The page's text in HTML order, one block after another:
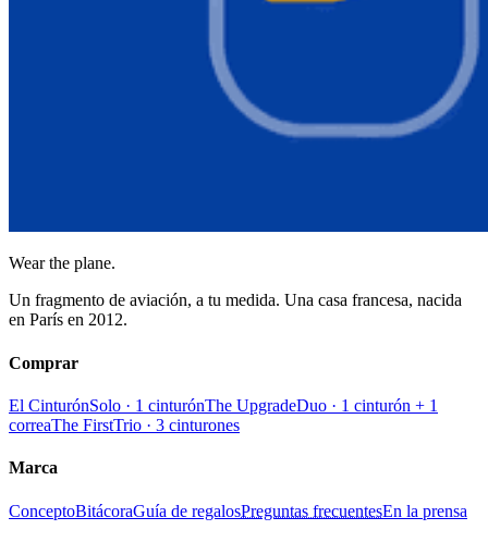
Wear the plane.
Un fragmento de aviación, a tu medida. Una casa francesa, nacida
en París en 2012.
Comprar
El CinturónSolo · 1 cinturónThe UpgradeDuo · 1 cinturón + 1
correaThe FirstTrio · 3 cinturones
Marca
ConceptoBitácoraGuía de regalosPreguntas frecuentesEn la prensa